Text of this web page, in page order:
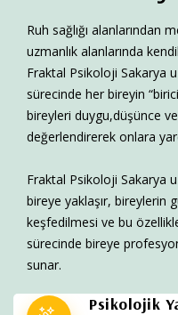
Ruh sağlığı alanlarından
uzmanlık alanlarında
Fraktal Psikoloji Sakarya
sürecinde her bireyin
bireyleri duygu,düşünce
değerlendirerek onlara
Fraktal Psikoloji Sakarya
bireye yaklaşır, bireylerin
keşfedilmesi ve bu
sürecinde bireye
sunar.
Psikolojik